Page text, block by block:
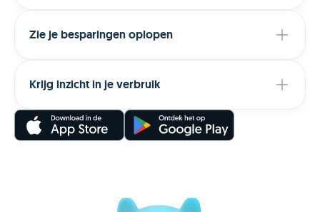
Zie je besparingen oplopen
Krijg inzicht in je verbruik